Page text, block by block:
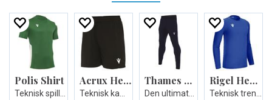
Polis Shirt Acrux Hero Woman Shorts Thames Hero Pant
Den ultimate treningsbuksen - Unisex
Rigel Hero Shirt LS